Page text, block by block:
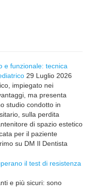
e funzionale: tecnica
29 Luglio 2026
impiegato nei
ma presenta
studio condotto in
sulla perdita
di spazio estetico
per il paziente
su DM Il Dentista
il test di resistenza
e più sicuri: sono